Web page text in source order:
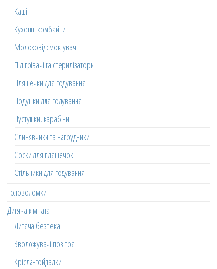
Каші
Кухонні комбайни
Молоковідсмоктувачі
Підігрівачі та стерилізатори
Пляшечки для годування
Подушки для годування
Пустушки, карабіни
Слинявчики та нагрудники
Соски для пляшечок
Стільчики для годування
Головоломки
Дитяча кімната
Дитяча безпека
Зволожувачі повітря
Крісла-гойдалки